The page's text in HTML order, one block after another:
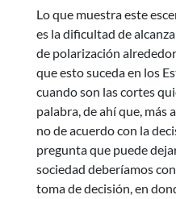
Lo que muestra este
es la dificultad de
de polarización
que esto suceda en los
cuando son las cortes
palabra, de ahí que, más
no de acuerdo con la
pregunta que puede
sociedad deberíamos
toma de decisión, en